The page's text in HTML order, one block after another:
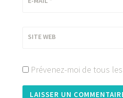
SITE WEB
Prévenez-moi de tous